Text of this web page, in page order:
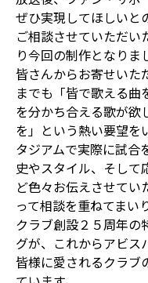
ぜひ実現してほしいと
ご相談させていただい
り今回の制作となりま
皆さんからお寄せいた
までも「皆で歌える曲
を分かち合える歌が欲
を」という熱い要望を
タジアムで実際に試合
史やスタイル、そして
ど色々お伝えさせて
って相談を重ねてまい
クラブ創設２５周年の
グが、これからアビス
皆様に愛されるクラブ